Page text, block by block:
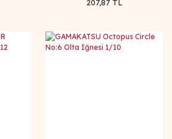
207,87 TL